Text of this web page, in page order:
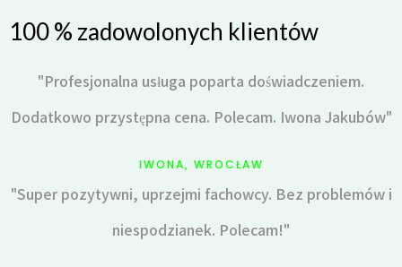
100 % zadowolonych klientów
"Profesjonalna usługa poparta doświadczeniem.
Dodatkowo przystępna cena. Polecam. Iwona Jakubów"
IWONA, WROCŁAW
"Super pozytywni, uprzejmi fachowcy. Bez problemów i
niespodzianek. Polecam!"